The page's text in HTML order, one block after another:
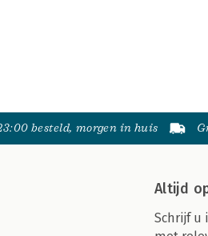
besteld, morgen in huis
Altijd
Schrijf u